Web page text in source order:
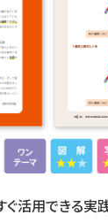
ぐ活用できる